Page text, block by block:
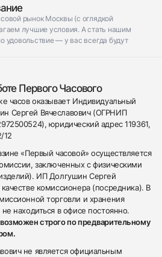
рынок Москвы (с оглядкой
лучшие условия. А стать нашим
удовольствие — у вас всегда будут
Первого Часового
часов оказывает Индивидуальный
Сергей Вячеславович (ОГРНИП
юридический адрес 119361,
12
«Первый часовой» осуществляется
заключенных с физическими
ИП Долгушин Сергей
комиссионера (посредника). В
торговли и хранения
находиться в офисе постоянно.
строго по предварительному
не является официальным